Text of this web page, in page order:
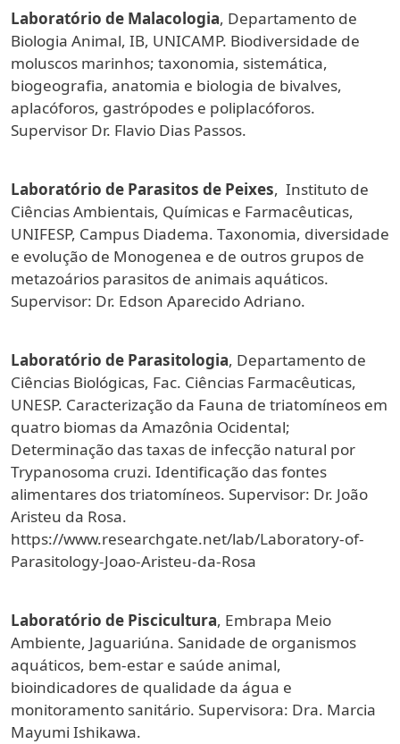
Laboratório de Malacologia, Departamento de
Biologia Animal, IB, UNICAMP. Biodiversidade de
moluscos marinhos; taxonomia, sistemática,
biogeografia, anatomia e biologia de bivalves,
aplacóforos, gastrópodes e poliplacóforos.
Supervisor Dr. Flavio Dias Passos.
Laboratório de Parasitos de Peixes, Instituto de
Ciências Ambientais, Químicas e Farmacêuticas,
UNIFESP, Campus Diadema. Taxonomia, diversidade
e evolução de Monogenea e de outros grupos de
metazoários parasitos de animais aquáticos.
Supervisor: Dr. Edson Aparecido Adriano.
Laboratório de Parasitologia, Departamento de
Ciências Biológicas, Fac. Ciências Farmacêuticas,
UNESP. Caracterização da Fauna de triatomíneos em
quatro biomas da Amazônia Ocidental;
Determinação das taxas de infecção natural por
Trypanosoma cruzi. Identificação das fontes
alimentares dos triatomíneos. Supervisor: Dr. João
Aristeu da Rosa.
https://www.researchgate.net/lab/Laboratory-of-
Parasitology-Joao-Aristeu-da-Rosa
Laboratório de Piscicultura, Embrapa Meio
Ambiente, Jaguariúna. Sanidade de organismos
aquáticos, bem-estar e saúde animal,
bioindicadores de qualidade da água e
monitoramento sanitário. Supervisora: Dra. Marcia
Mayumi Ishikawa.